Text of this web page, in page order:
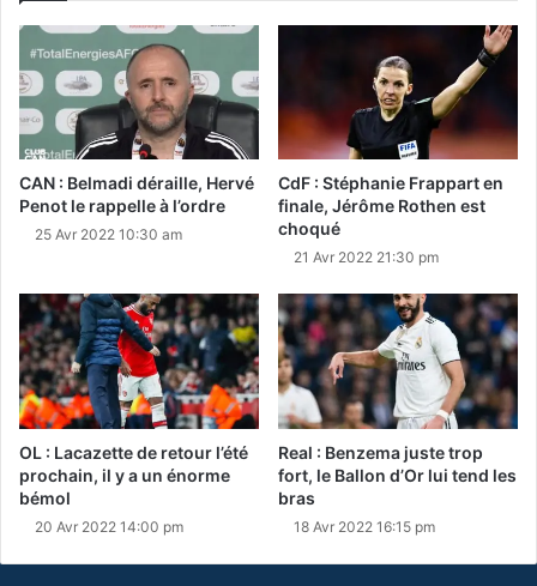
CAN : Belmadi déraille, Hervé
Penot le rappelle à l’ordre
25 Avr 2022 10:30 am
CdF : Stéphanie Frappart en
finale, Jérôme Rothen est
choqué
21 Avr 2022 21:30 pm
OL : Lacazette de retour l’été
prochain, il y a un énorme
bémol
20 Avr 2022 14:00 pm
Real : Benzema juste trop
fort, le Ballon d’Or lui tend les
bras
18 Avr 2022 16:15 pm